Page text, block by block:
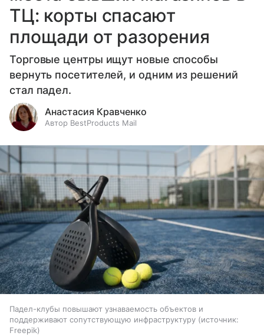
ТЦ: корты спасают
площади от разорения
Торговые центры ищут новые способы
вернуть посетителей, и одним из решений
стал падел.
Анастасия Кравченко
Автор BestProducts Mail
Падел-клубы повышают узнаваемость объектов и
поддерживают сопутствующую инфраструктуру
источник:
Freepik